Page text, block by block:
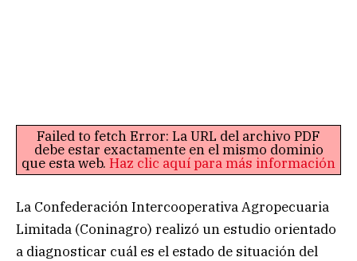
Failed to fetch Error: La URL del archivo PDF
debe estar exactamente en el mismo dominio
que esta web. Haz clic aquí para más información
La Confederación Intercooperativa Agropecuaria
Limitada (Coninagro) realizó un estudio orientado
a diagnosticar cuál es el estado de situación del